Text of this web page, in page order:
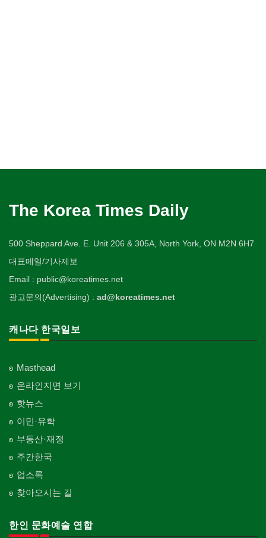
The Korea Times Daily
500 Sheppard Ave. E. Unit 206 & 305A, North York, ON M2N 6H7
대표메일/기사제보
Email : public@koreatimes.net
광고문의(Advertising) : ad@koreatimes.net
캐나다 한국일보
Masthead
온라인지면 보기
핫뉴스
이민·유학
부동산·재정
주간한국
업소록
찾아오시는 길
한인 문화예술 연합